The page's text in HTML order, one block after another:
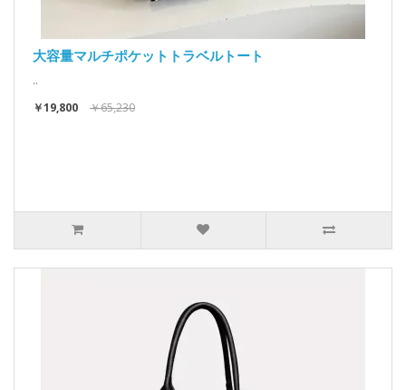
大容量マルチポケットトラベルトート
..
￥19,800
￥65,230